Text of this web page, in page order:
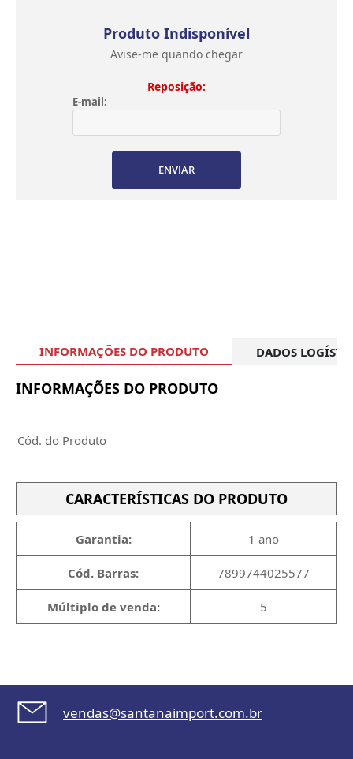
Produto Indisponível
Avise-me quando chegar
Reposição:
E-mail:
ENVIAR
INFORMAÇÕES DO PRODUTO DADOS
INFORMAÇÕES DO PRODUTO
Cód. do Produto
CARACTERÍSTICAS DO PRODUTO
Garantia: 1 ano
Cód. Barras: 7899744025577
Múltiplo de venda: 5
vendas@santanaimport.com.br